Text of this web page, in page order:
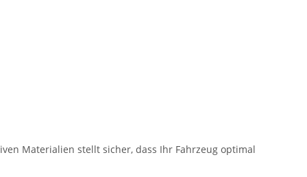
Materialien stellt sicher, dass Ihr Fahrzeug optimal